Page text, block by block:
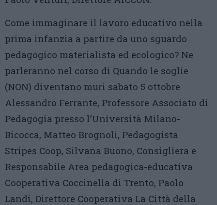
Come immaginare il lavoro educativo nella
prima infanzia a partire da uno sguardo
pedagogico materialista ed ecologico? Ne
parleranno nel corso di Quando le soglie
(NON) diventano muri sabato 5 ottobre
Alessandro Ferrante, Professore Associato di
Pedagogia presso l’Università Milano-
Bicocca, Matteo Brognoli, Pedagogista
Stripes Coop, Silvana Buono, Consigliera e
Responsabile Area pedagogica-educativa
Cooperativa Coccinella di Trento, Paolo
Landi, Direttore Cooperativa La Città della